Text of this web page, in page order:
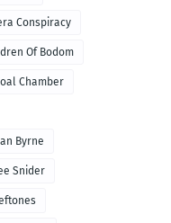
Conspiracy
Of Bodom
Chamber
Byrne
Snider